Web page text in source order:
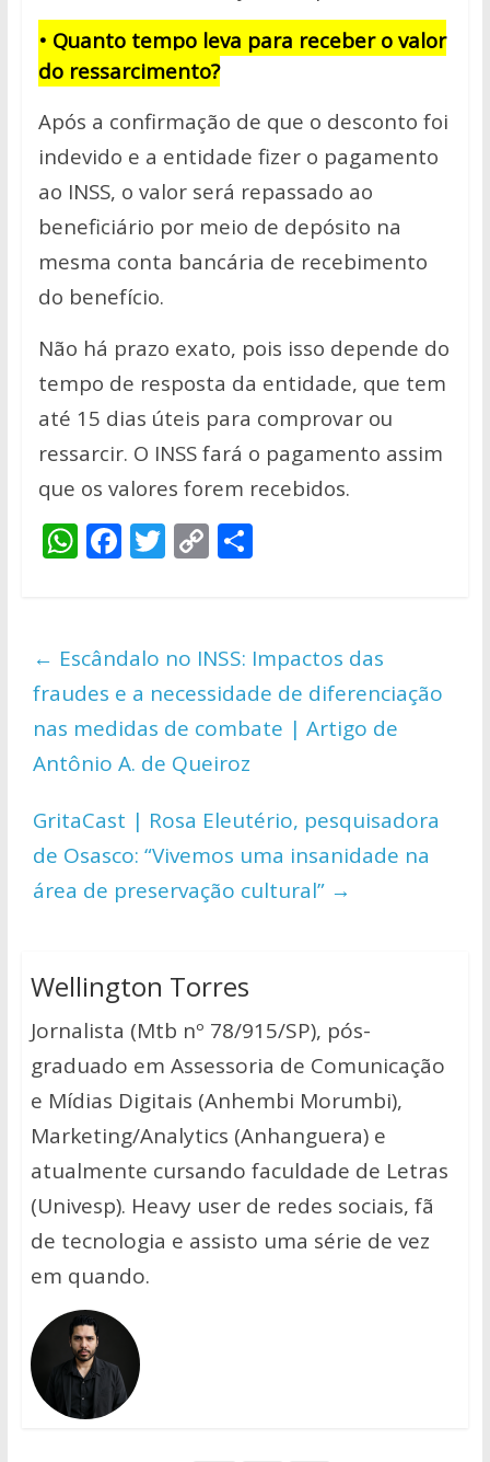
• Quanto tempo leva para receber o valor
do ressarcimento?
Após a confirmação de que o desconto foi
indevido e a entidade fizer o pagamento
ao INSS, o valor será repassado ao
beneficiário por meio de depósito na
mesma conta bancária de recebimento
do benefício.
Não há prazo exato, pois isso depende do
tempo de resposta da entidade, que tem
até 15 dias úteis para comprovar ou
ressarcir. O INSS fará o pagamento assim
que os valores forem recebidos.
W
h
s
A
p
p
F
ac
b
o
o
k
T
w
er
C
o
y
Li
n
k
S
e
← Escândalo no INSS: Impactos das
fraudes e a necessidade de diferenciação
nas medidas de combate | Artigo de
Antônio A. de Queiroz
GritaCast | Rosa Eleutério, pesquisadora
de Osasco: “Vivemos uma insanidade na
área de preservação cultural” →
Wellington Torres
Jornalista (Mtb nº 78/915/SP), pós-
graduado em Assessoria de Comunicação
e Mídias Digitais (Anhembi Morumbi),
Marketing/Analytics (Anhanguera) e
atualmente cursando faculdade de Letras
(Univesp). Heavy user de redes sociais, fã
de tecnologia e assisto uma série de vez
em quando.